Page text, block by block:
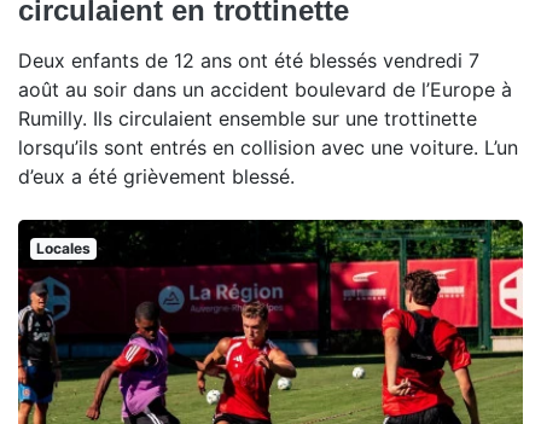
circulaient en trottinette
Deux enfants de 12 ans ont été blessés vendredi 7
août au soir dans un accident boulevard de l’Europe à
Rumilly. Ils circulaient ensemble sur une trottinette
lorsqu’ils sont entrés en collision avec une voiture. L’un
d’eux a été grièvement blessé.
Locales